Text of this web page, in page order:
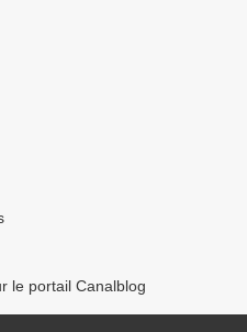
le portail Canalblog